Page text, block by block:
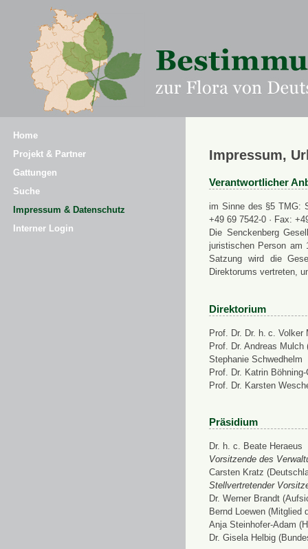
Home
Projekt & Partner
Gattungen
Suche
Impressum & Datenschutz
Interner Login
Impressum,
Verantwortlicher
im Sinne des §5 TMG:
+49 69 7542-0 · Fax:
Die Senckenberg
juristischen Person am
Satzung wird die
Direktorums vertreten,
Direktorium
Prof. Dr. Dr. h. c. Volker
Prof. Dr. Andreas
Stephanie Schwedhelm
Prof. Dr. Katrin
Prof. Dr. Karsten
Präsidium
Dr. h. c. Beate Heraeus
Vorsitzende des
Carsten Kratz
Stellvertretender
Dr. Werner Brandt
Bernd Loewen (Mitglied
Anja Steinhofer-Adam
Dr. Gisela Helbig